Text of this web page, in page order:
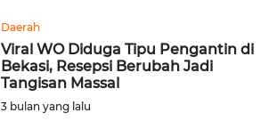
Daerah
Viral WO Diduga Tipu Pengantin di
Bekasi, Resepsi Berubah Jadi
Tangisan Massal
3 bulan yang lalu